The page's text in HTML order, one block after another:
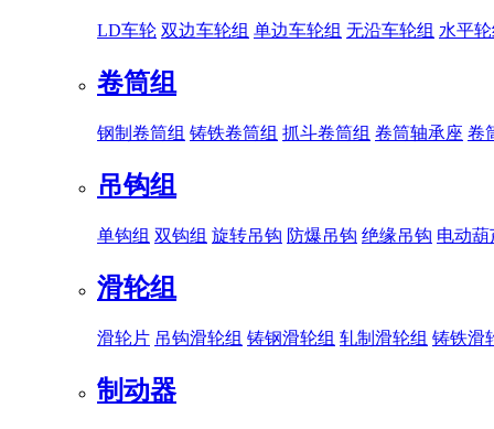
LD车轮 双边车轮组 单边车轮组 无沿车轮组 水平
卷筒组
钢制卷筒组 铸铁卷筒组 抓斗卷筒组 卷筒轴承座 卷
吊钩组
单钩组 双钩组 旋转吊钩 防爆吊钩 绝缘吊钩 电动
滑轮组
滑轮片 吊钩滑轮组 铸钢滑轮组 轧制滑轮组 铸铁滑
制动器